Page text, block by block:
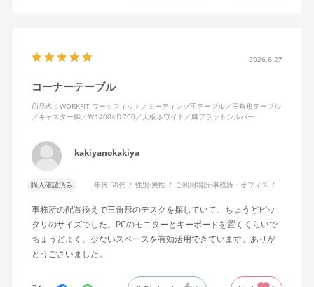
2026.6.27
コーナーテーブル
商品名：WORKFIT ワークフィット／ミーティング用テーブル／三角形テーブル
／キャスター脚／Ｗ1400×Ｄ700／天板ホワイト／脚フラットシルバー
kakiyanokakiya
購入確認済み 年代:50代 性別:男性 ご利用場所:事務所・オフィス
事務所の配置換えで三角形のデスクを探していて、ちょうどピッ
タリのサイズでした。PCのモニターとキーボードを置くくらいで
ちょうどよく、少ないスペースを有効活用できています。ありが
とうございました。